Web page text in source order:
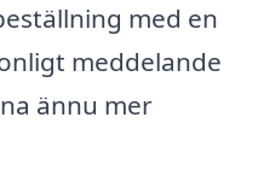
med en
meddelande
ännu mer